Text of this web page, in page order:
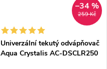
259 Kč
–34 %
Univerzální tekutý odvápňovač
Aqua Crystalis AC-DSCLR250